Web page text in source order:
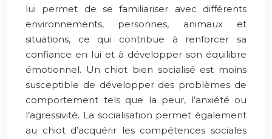
lui permet de se familiariser avec différents
environnements, personnes, animaux et
situations, ce qui contribue à renforcer sa
confiance en lui et à développer son équilibre
émotionnel. Un chiot bien socialisé est moins
susceptible de développer des problèmes de
comportement tels que la peur, l’anxiété ou
l’agressivité. La socialisation permet également
au chiot d’acquérir les compétences sociales